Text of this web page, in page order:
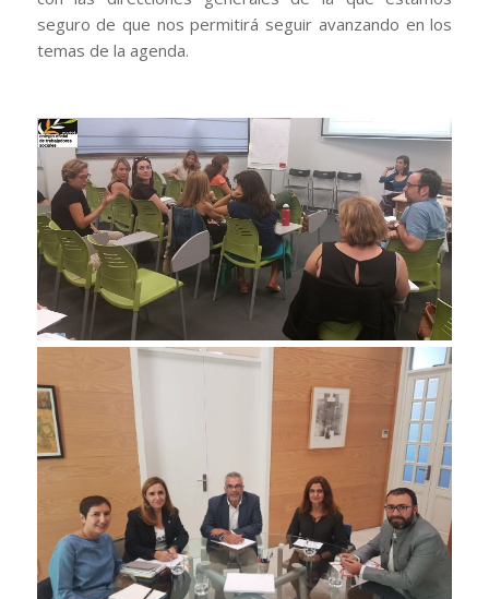
seguro de que nos permitirá seguir avanzando en los
temas de la agenda.